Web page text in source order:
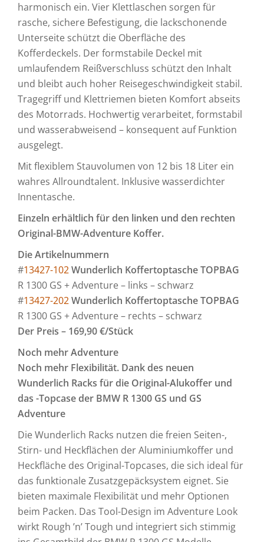
harmonisch ein. Vier Klettlaschen sorgen für
rasche, sichere Befestigung, die lackschonende
Unterseite schützt die Oberfläche des
Kofferdeckels. Der formstabile Deckel mit
umlaufendem Reißverschluss schützt den Inhalt
und bleibt auch hoher Reisegeschwindigkeit stabil.
Tragegriff und Klettriemen bieten Komfort abseits
des Motorrads. Hochwertig verarbeitet, formstabil
und wasserabweisend – konsequent auf Funktion
ausgelegt.
Mit flexiblem Stauvolumen von 12 bis 18 Liter ein
wahres Allroundtalent. Inklusive wasserdichter
Innentasche.
Einzeln erhältlich für den linken und den rechten
Original-BMW-Adventure Koffer.
Die Artikelnummern
#13427-102Wunderlich Koffertoptasche TOPBAG
R 1300 GS + Adventure – links – schwarz
#13427-202Wunderlich Koffertoptasche TOPBAG
R 1300 GS + Adventure – rechts – schwarz
Der Preis – 169,90 €/Stück
Noch mehr Adventure
Noch mehr Flexibilität. Dank des neuen
Wunderlich Racks für die Original-Alukoffer und
das -Topcase der BMW R 1300 GS und GS
Adventure
Die Wunderlich Racks nutzen die freien Seiten-,
Stirn- und Heckflächen der Aluminiumkoffer und
Heckfläche des Original-Topcases, die sich ideal für
das funktionale Zusatzgepäcksystem eignet. Sie
bieten maximale Flexibilität und mehr Optionen
beim Packen. Das Tool-Design im Adventure Look
wirkt Rough ’n’ Tough und integriert sich stimmig